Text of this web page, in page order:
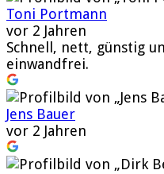
Toni Portmann
vor 2 Jahren
Schnell, nett, günstig
einwandfrei.
Jens Bauer
vor 2 Jahren